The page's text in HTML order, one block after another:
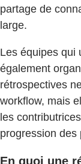
partage de
large.
Les équipes qui
également
rétrospectives
workflow, mais
les
progression des
En quoi une